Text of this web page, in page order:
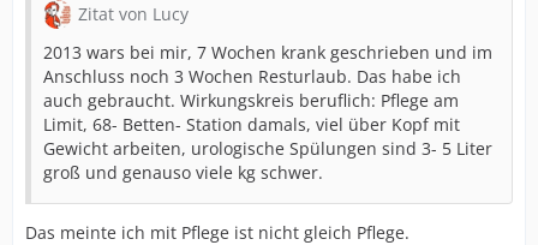
Zitat von Lucy
2013 wars bei mir, 7 Wochen krank geschrieben und im
Anschluss noch 3 Wochen Resturlaub. Das habe ich
auch gebraucht. Wirkungskreis beruflich: Pflege am
Limit, 68- Betten- Station damals, viel über Kopf mit
Gewicht arbeiten, urologische Spülungen sind 3- 5 Liter
groß und genauso viele kg schwer.
Das meinte ich mit Pflege ist nicht gleich Pflege.